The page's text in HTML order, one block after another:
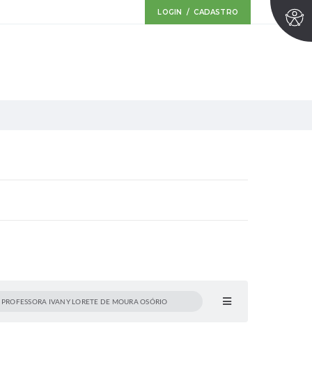
LOGIN / CADASTRO
PROFESSORA IVANY LORETE DE MOURA OSÓRIO